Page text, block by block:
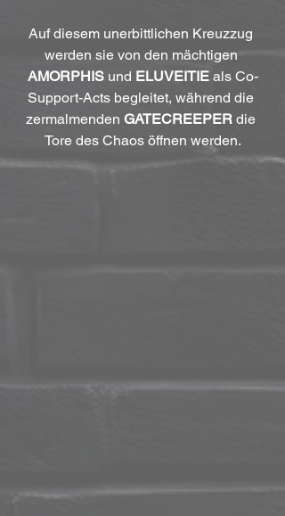
Auf diesem unerbittlichen Kreuzzug
werden sie von den mächtigen
AMORPHIS und ELUVEITIE als Co-
Support-Acts begleitet, während die
zermalmenden GATECREEPER die
Tore des Chaos öffnen werden.